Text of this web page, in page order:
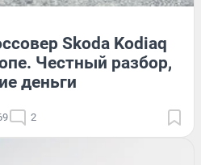
Skoda Kodiaq
Честный разбор,
деньги
2